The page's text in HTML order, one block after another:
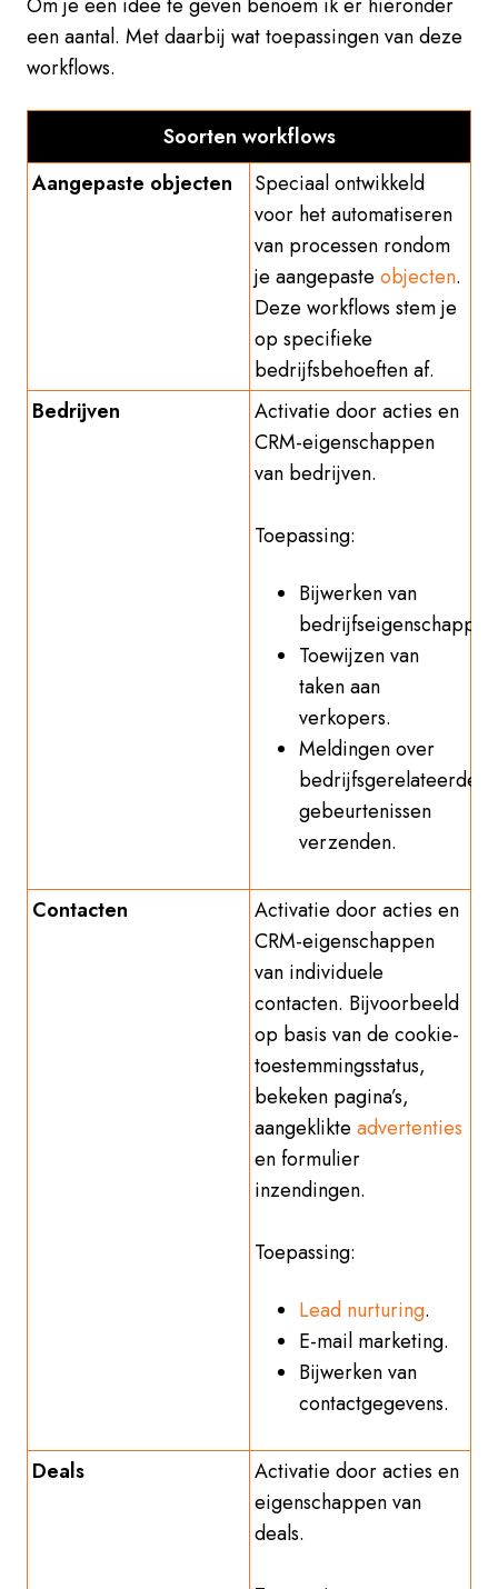
een aantal. Met daarbij wat toepassingen van deze
workflows.
Soorten workflows
Aangepaste objecten
Speciaal ontwikkeld
voor het automatiseren
van processen rondom
je aangepaste objecten.
Deze workflows stem je
op specifieke
bedrijfsbehoeften af.
Bedrijven
Activatie door acties en
CRM-eigenschappen
van bedrijven.
Toepassing:
Bijwerken van
Toewijzen van
taken aan
verkopers.
Meldingen over
bedrijfsgerelateerde
gebeurtenissen
verzenden.
Contacten
Activatie door acties en
CRM-eigenschappen
van individuele
contacten. Bijvoorbeeld
op basis van de cookie-
toestemmingsstatus,
bekeken pagina’s,
aangeklikte advertenties
en formulier
inzendingen.
Toepassing:
Lead nurturing.
E-mail marketing.
Bijwerken van
contactgegevens.
Deals
Activatie door acties en
eigenschappen van
deals.